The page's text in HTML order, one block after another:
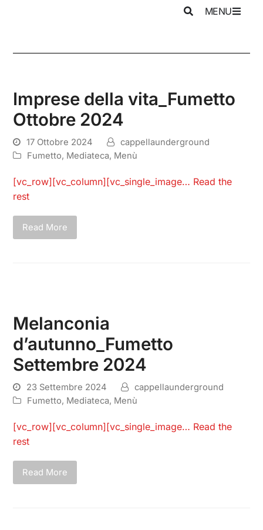
MENU
Imprese della vita_Fumetto
Ottobre 2024
17 Ottobre 2024
cappellaunderground
Fumetto, Mediateca, Menù
[vc_row][vc_column][vc_single_image… Read the
rest
Read More
Melanconia
d’autunno_Fumetto
Settembre 2024
23 Settembre 2024
cappellaunderground
Fumetto, Mediateca, Menù
[vc_row][vc_column][vc_single_image… Read the
rest
Read More